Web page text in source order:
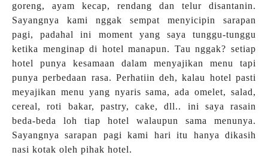
goreng, ayam kecap, rendang dan telur disantanin.
Sayangnya kami nggak sempat menyicipin sarapan
pagi, padahal ini moment yang saya tunggu-tunggu
ketika menginap di hotel manapun. Tau nggak? setiap
hotel punya kesamaan dalam menyajikan menu tapi
punya perbedaan rasa. Perhatiin deh, kalau hotel pasti
meyajikan menu yang nyaris sama, ada omelet, salad,
cereal, roti bakar, pastry, cake, dll.. ini saya rasain
beda-beda loh tiap hotel walaupun sama menunya.
Sayangnya sarapan pagi kami hari itu hanya dikasih
nasi kotak oleh pihak hotel.